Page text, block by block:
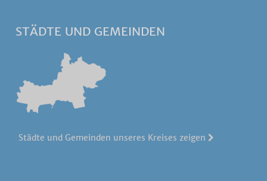
STÄDTE UND GEMEINDEN
Städte und Gemeinden unseres Kreises zeigen